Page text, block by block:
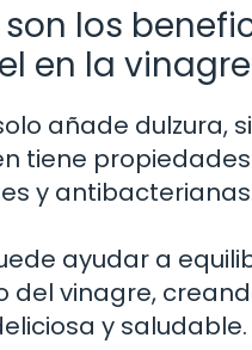
los
en la
añade dulzura,
tiene propiedades
y
ayudar a
del vinagre,
y saludable.